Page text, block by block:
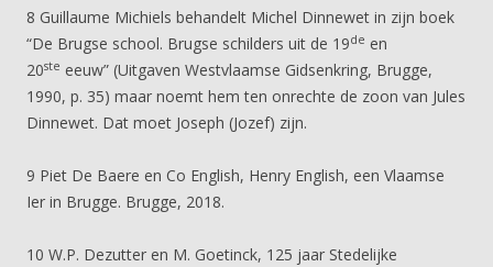
8 Guillaume Michiels behandelt Michel Dinnewet in zijn boek
“De Brugse school. Brugse schilders uit de 19de en
20ste eeuw” (Uitgaven Westvlaamse Gidsenkring, Brugge,
1990, p. 35) maar noemt hem ten onrechte de zoon van Jules
Dinnewet. Dat moet Joseph (Jozef) zijn.
9 Piet De Baere en Co English, Henry English, een Vlaamse
Ier in Brugge. Brugge, 2018.
10 W.P. Dezutter en M. Goetinck, 125 jaar Stedelijke